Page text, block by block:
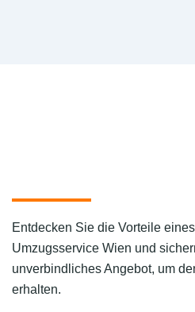
Entdecken Sie die Vorteile
Umzugsservice Wien und
unverbindliches Angebot, um
erhalten.